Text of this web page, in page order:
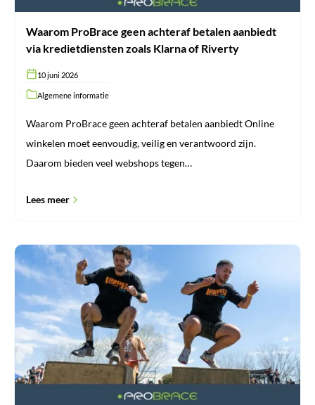
Waarom ProBrace geen achteraf betalen aanbiedt
via kredietdiensten zoals Klarna of Riverty
10 juni 2026
Algemene informatie
Waarom ProBrace geen achteraf betalen aanbiedt Online
winkelen moet eenvoudig, veilig en verantwoord zijn.
Daarom bieden veel webshops tegen…
Lees meer
Jumper’s
knee:
wat
is
een
springersknie
en
hoe
herstelt
u
ervan?